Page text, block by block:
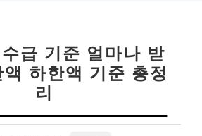
급 기준 얼마나 받
하한액 기준 총정
리